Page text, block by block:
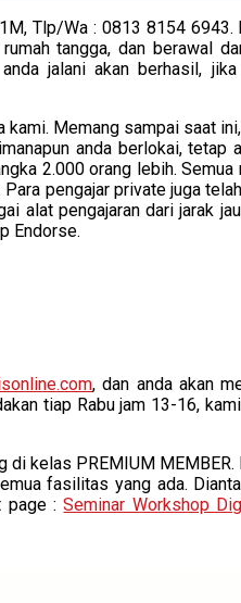
Tlp/Wa : 0813 8154
tangga, dan berawal
jalani akan berhasil,
Memang sampai saat
anda berlokai,
2.000 orang lebih.
pengajar private juga
alat pengajaran dari jarak
Endorse.
, dan anda akan
tiap Rabu jam 13-16,
kelas PREMIUM
fasilitas yang ada.
page :Seminar Workshop